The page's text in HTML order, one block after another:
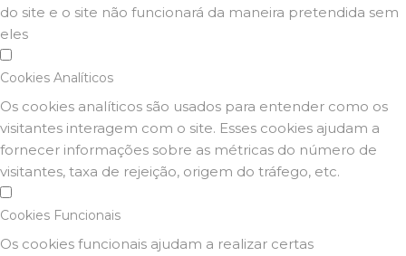
do site e o site não funcionará da maneira pretendida sem
eles
Cookies Analíticos
Os cookies analíticos são usados para entender como os
visitantes interagem com o site. Esses cookies ajudam a
fornecer informações sobre as métricas do número de
visitantes, taxa de rejeição, origem do tráfego, etc.
Cookies Funcionais
Os cookies funcionais ajudam a realizar certas